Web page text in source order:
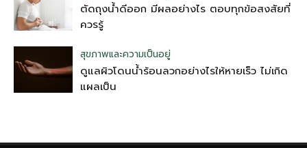
ตัดถุงน้ําดีออก มีผลอย่างไร ตอบทุกข้อสงสัยที่
ควรรู้
สุขภาพและความเป็นอยู่
ดูแลผิวโดนน้ำร้อนลวกอย่างไรให้หายเร็ว ไม่เกิด
แผลเป็น